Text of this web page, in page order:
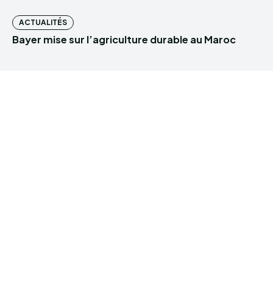
ACTUALITÉS
Bayer mise sur l’agriculture durable au Maroc